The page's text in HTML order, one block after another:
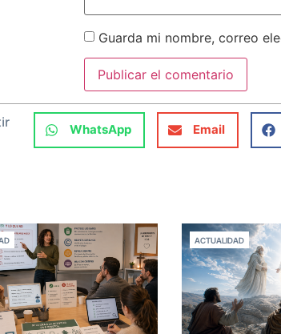
Guarda mi nombre, correo
WhatsApp Email
ACTUALIDAD